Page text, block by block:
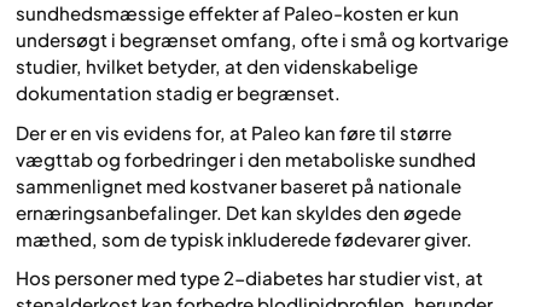
sundhedsmæssige effekter af Paleo-kosten er kun
undersøgt i begrænset omfang, ofte i små og kortvarige
studier, hvilket betyder, at den videnskabelige
dokumentation stadig er begrænset.
Der er en vis evidens for, at Paleo kan føre til større
vægttab og forbedringer i den metaboliske sundhed
sammenlignet med kostvaner baseret på nationale
ernæringsanbefalinger. Det kan skyldes den øgede
mæthed, som de typisk inkluderede fødevarer giver.
Hos personer med type 2-diabetes har studier vist, at